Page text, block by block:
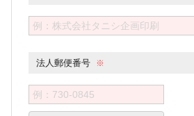
法人郵便番号